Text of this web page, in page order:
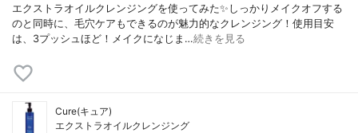
エクストラオイルクレンジングを使ってみた✨しっかりメイクオフする
のと同時に、毛穴ケアもできるのが魅力的なクレンジング！使用目安
は、3プッシュほど！メイクになじま…続きを見る
Cure(キュア)
エクストラオイルクレンジング